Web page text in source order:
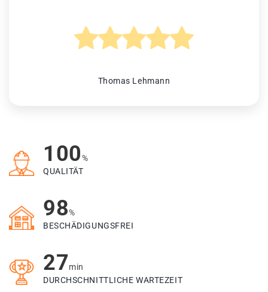
Thomas Lehmann
100%
QUALITÄT
98%
BESCHÄDIGUNGSFREI
27min
DURCHSCHNITTLICHE WARTEZEIT